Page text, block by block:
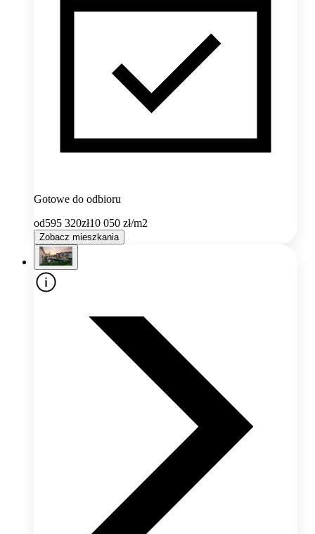
Gotowe do odbioru
od595 320zł10 050 zł/m2
Zobacz mieszkania